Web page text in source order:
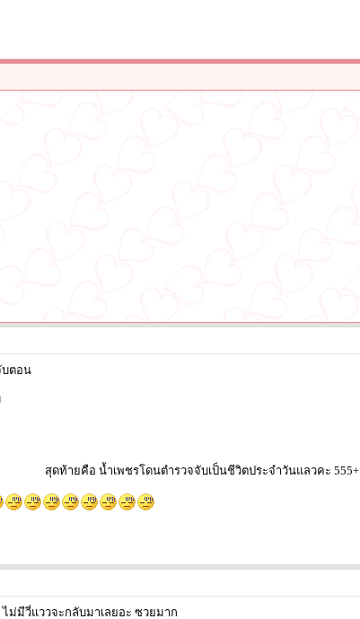
บตอน
สุดท้ายคือ น้ำเพชรโดนตำรวจจับเป็นชีวิตประจำวันแลวคะ 555+
ม่มีวี่แววจะกลับมาเลยอะ ซวยมาก